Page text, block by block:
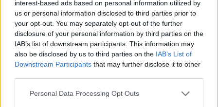
interest-based ads based on personal information utilized by
us or personal information disclosed to third parties prior to
your opt-out. You may separately opt-out of the further
disclosure of your personal information by third parties on the
IAB’s list of downstream participants. This information may
also be disclosed by us to third parties on the IAB’s List of
Downstream Participants that may further disclose it to other
Please note that this website/app uses one or more Google
Personal Data Processing Opt Outs
Xαρακτήρες: 0/1000
Διαβάστε και ακολουθήστε τους κανόνες σχολιασμού
ΠΡΟΣΘΗΚΗ